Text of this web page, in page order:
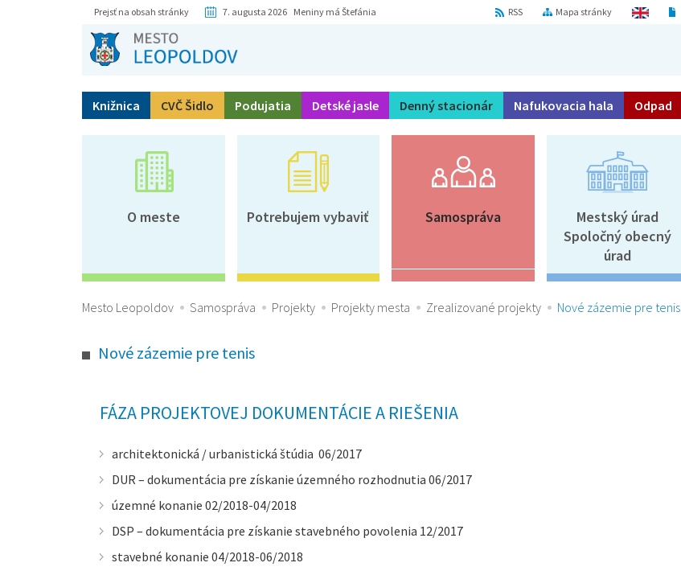
Prejsť na obsah stránky 7. augusta 2026 Meniny má Štefánia Mapa stránky
RSS
Knižnica CVČ Šidlo Podujatia Detské jasle Denný stacionár Nafukovacia hala Odpad
O meste Potrebujem vybaviť Samospráva
Mestský úrad
Spoločný obecný
úrad
Mesto Leopoldov Samospráva Projekty Projekty mesta Zrealizované projekty Nové zázemie pre tenis
Nové zázemie pre tenis
FÁZA PROJEKTOVEJ DOKUMENTÁCIE A RIEŠENIA
architektonická / urbanistická štúdia 06/2017
DUR – dokumentácia pre získanie územného rozhodnutia 06/2017
územné konanie 02/2018-04/2018
DSP – dokumentácia pre získanie stavebného povolenia 12/2017
stavebné konanie 04/2018-06/2018